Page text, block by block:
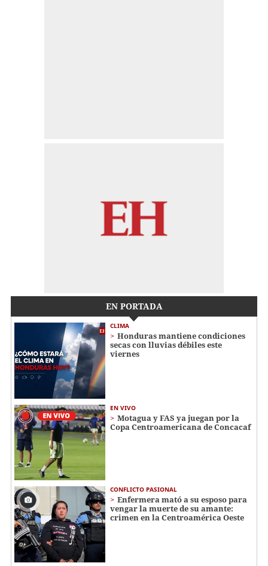
EN PORTADA
CLIMA
Honduras mantiene condiciones
secas con lluvias débiles este
viernes
EN VIVO
Motagua y FAS ya juegan por la
Copa Centroamericana de Concacaf
CONFLICTO PASIONAL
Enfermera mató a su esposo para
vengar la muerte de su amante:
crimen en la Centroamérica Oeste